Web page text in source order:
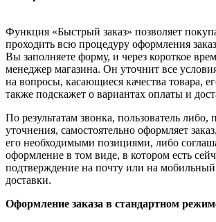
Функция «Быстрый заказ» позволяет
проходить всю процедуру оформления
Вы заполняете форму, и через короткое
менеджер магазина. Он уточнит все
на вопросы, касающиеся качества товара,
также подскажет о вариантах оплаты и
По результатам звонка, пользователь либо,
уточнения, самостоятельно оформляет
его необходимыми позициями, либо
оформление в том виде, в котором есть
подтверждение на почту или на
доставки.
Оформление заказа в стандартном